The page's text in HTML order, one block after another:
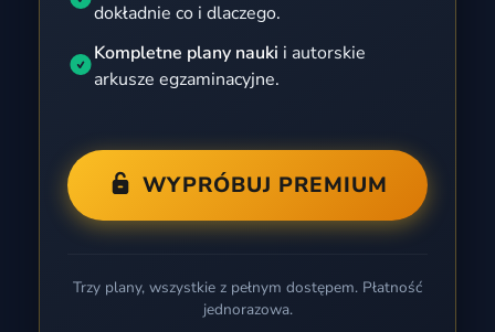
dokładnie co i dlaczego.
Kompletne plany nauki i autorskie
arkusze egzaminacyjne.
WYPRÓBUJ PREMIUM
Trzy plany, wszystkie z pełnym dostępem. Płatność
jednorazowa.